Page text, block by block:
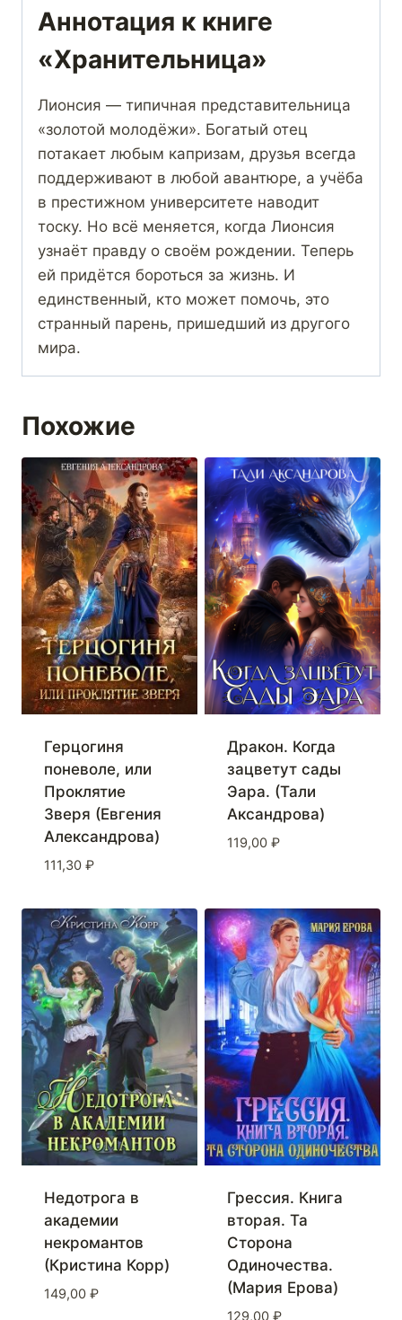
Аннотация к книге
«Хранительница»
Лионсия — типичная представительница
«золотой молодёжи». Богатый отец
потакает любым капризам, друзья всегда
поддерживают в любой авантюре, а учёба
в престижном университете наводит
тоску. Но всё меняется, когда Лионсия
узнаёт правду о своём рождении. Теперь
ей придётся бороться за жизнь. И
единственный, кто может помочь, это
странный парень, пришедший из другого
мира.
Похожие
Герцогиня
поневоле, или
Проклятие
Зверя (Евгения
Александрова)
111,30 ₽
Дракон. Когда
зацветут сады
Эара. (Тали
Аксандрова)
119,00 ₽
Недотрога в
академии
некромантов
(Кристина Корр)
149,00 ₽
Грессия. Книга
вторая. Та
Сторона
Одиночества.
(Мария Ерова)
129,00 ₽